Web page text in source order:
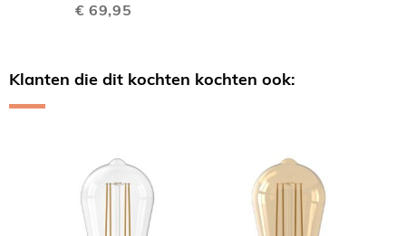
€ 69,95
Klanten die dit kochten kochten ook: